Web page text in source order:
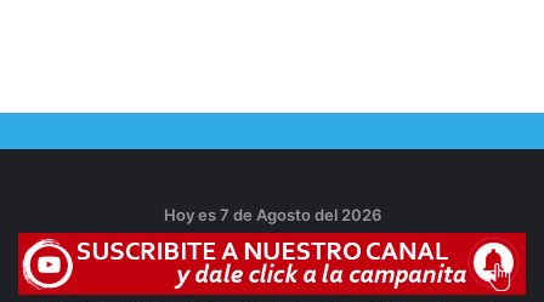
Hoy es 7 de Agosto del 2026